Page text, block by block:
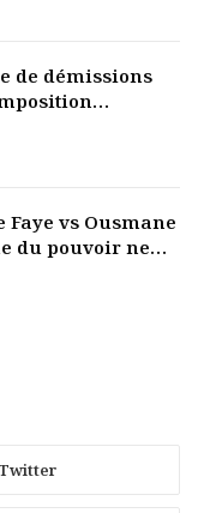
de démissions
vs Ousmane
du pouvoir ne
les liens de la
Twitter